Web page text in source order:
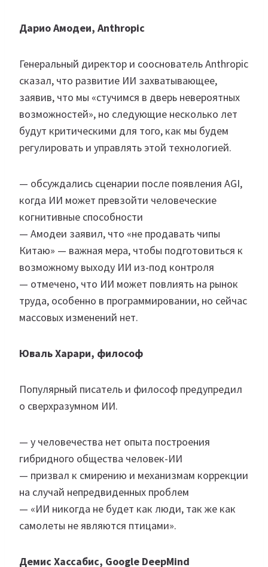
Дарио Амодеи, Anthropic
Генеральный директор и сооснователь Anthropic
сказал, что развитие ИИ захватывающее,
заявив, что мы «стучимся в дверь невероятных
возможностей», но следующие несколько лет
будут критическими для того, как мы будем
регулировать и управлять этой технологией.
— обсуждались сценарии после появления AGI,
когда ИИ может превзойти человеческие
когнитивные способности
— Амодеи заявил, что «не продавать чипы
Китаю» — важная мера, чтобы подготовиться к
возможному выходу ИИ из-под контроля
— отмечено, что ИИ может повлиять на рынок
труда, особенно в программировании, но сейчас
массовых изменений нет.
Юваль Харари, философ
Популярный писатель и философ предупредил
о сверхразумном ИИ.
— у человечества нет опыта построения
гибридного общества человек-ИИ
— призвал к смирению и механизмам коррекции
на случай непредвиденных проблем
— «ИИ никогда не будет как люди, так же как
самолеты не являются птицами».
Демис Хассабис, Google DeepMind